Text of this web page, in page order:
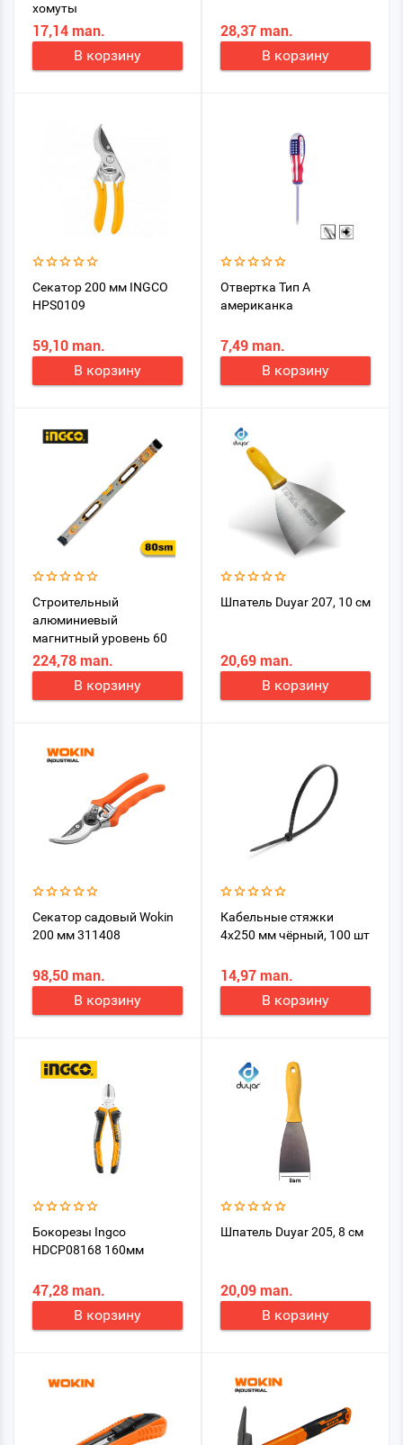
хомуты
17,14 man.
В корзину
28,37 man.
В корзину
Секатор 200 мм INGCO
HPS0109
59,10 man.
В корзину
Отвертка Тип А
американка
7,49 man.
В корзину
Строительный
алюминиевый
магнитный уровень 60
см INGCO HSL38080M
224,78 man.
В корзину
Шпатель Duyar 207, 10 см
20,69 man.
В корзину
Секатор садовый Wokin
200 мм 311408
98,50 man.
В корзину
Кабельные стяжки
4x250 мм чёрный, 100 шт
14,97 man.
В корзину
Бокорезы Ingсo
HDCP08168 160мм
47,28 man.
В корзину
Шпатель Duyar 205, 8 см
20,09 man.
В корзину